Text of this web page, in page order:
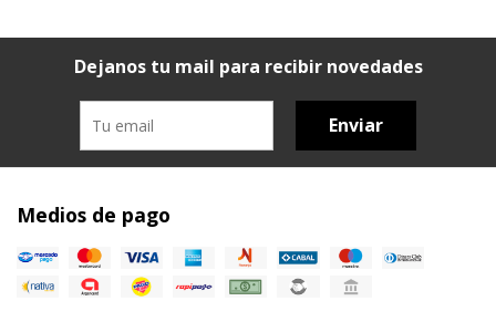
Dejanos tu mail para recibir novedades
Enviar
Medios de pago